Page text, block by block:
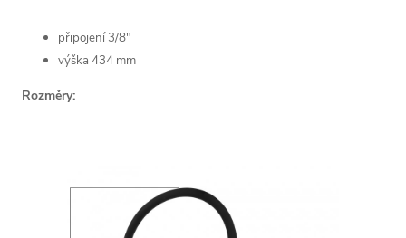
připojení 3/8"
výška 434 mm
Rozměry: